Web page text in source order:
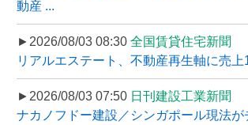
動産 ...
►2026/08/03 08:30 全国賃貸住宅新聞
リアルエステート、不動産再生軸に売上
►2026/08/03 07:50 日刊建設工業新聞
ナカノフドー建設／シンガポール現法